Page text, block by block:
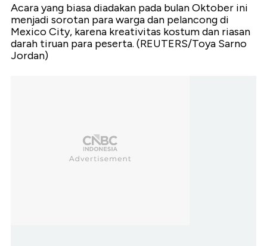
Acara yang biasa diadakan pada bulan Oktober ini
menjadi sorotan para warga dan pelancong di
Mexico City, karena kreativitas kostum dan riasan
darah tiruan para peserta. (REUTERS/Toya Sarno
Jordan)